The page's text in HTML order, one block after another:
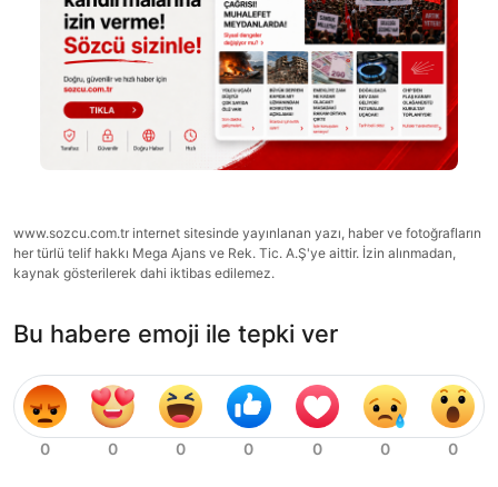
www.sozcu.com.tr internet sitesinde yayınlanan yazı, haber ve fotoğrafların
her türlü telif hakkı Mega Ajans ve Rek. Tic. A.Ş'ye aittir. İzin alınmadan,
kaynak gösterilerek dahi iktibas edilemez.
Bu habere emoji ile tepki ver